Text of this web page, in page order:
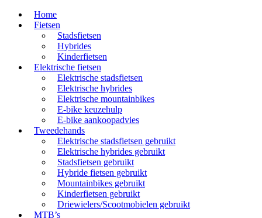
Home
Fietsen
Stadsfietsen
Hybrides
Kinderfietsen
Elektrische fietsen
Elektrische stadsfietsen
Elektrische hybrides
Elektrische mountainbikes
E-bike keuzehulp
E-bike aankoopadvies
Tweedehands
Elektrische stadsfietsen gebruikt
Elektrische hybrides gebruikt
Stadsfietsen gebruikt
Hybride fietsen gebruikt
Mountainbikes gebruikt
Kinderfietsen gebruikt
Driewielers/Scootmobielen gebruikt
MTB’s